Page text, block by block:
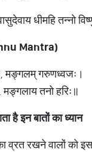
धीमहि तन्नो
Mantra)
मङ्गलम् गरुणध्वजः।
मङ्गलाय तनो हरिः॥
हैइनबातोंकाध्यान
व्रत रखने वालों को